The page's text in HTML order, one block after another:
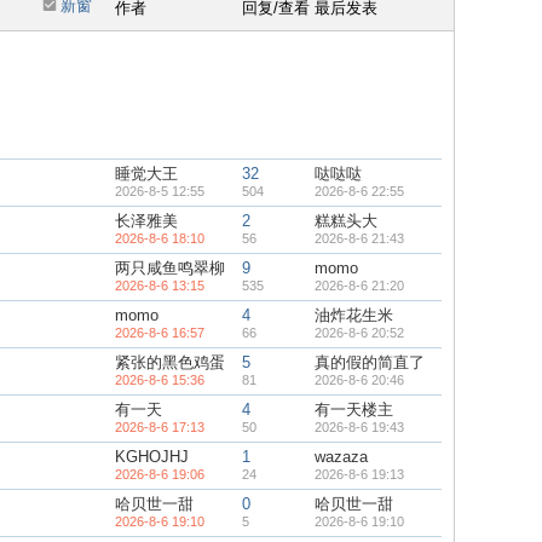
新窗 作者 回复/查看 最后发表
睡觉大王
2026-8-5 12:55
32
504
哒哒哒
2026-8-6 22:55
长泽雅美
2026-8-6 18:10
2
56
糕糕头大
2026-8-6 21:43
两只咸鱼鸣翠柳
2026-8-6 13:15
9
535
momo
2026-8-6 21:20
momo
2026-8-6 16:57
4
66
油炸花生米
2026-8-6 20:52
紧张的黑色鸡蛋
2026-8-6 15:36
5
81
真的假的简直了
2026-8-6 20:46
有一天
2026-8-6 17:13
4
50
有一天楼主
2026-8-6 19:43
KGHOJHJ
2026-8-6 19:06
1
24
wazaza
2026-8-6 19:13
哈贝世一甜
2026-8-6 19:10
0
5
哈贝世一甜
2026-8-6 19:10